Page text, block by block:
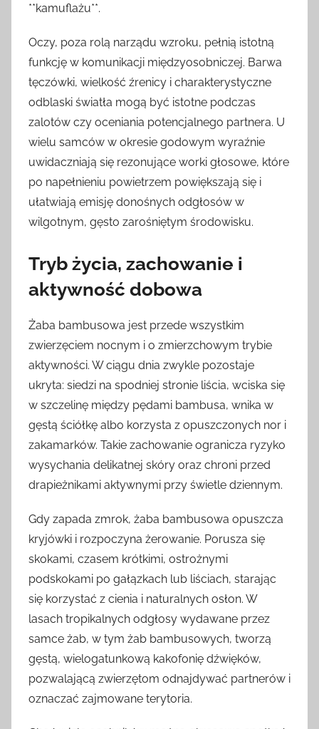
**kamuflażu**.
Oczy, poza rolą narządu wzroku, pełnią istotną
funkcję w komunikacji międzyosobniczej. Barwa
tęczówki, wielkość źrenicy i charakterystyczne
odblaski światła mogą być istotne podczas
zalotów czy oceniania potencjalnego partnera. U
wielu samców w okresie godowym wyraźnie
uwidaczniają się rezonujące worki głosowe, które
po napełnieniu powietrzem powiększają się i
ułatwiają emisję donośnych odgłosów w
wilgotnym, gęsto zarośniętym środowisku.
Tryb życia, zachowanie i
aktywność dobowa
Żaba bambusowa jest przede wszystkim
zwierzęciem nocnym i o zmierzchowym trybie
aktywności. W ciągu dnia zwykle pozostaje
ukryta: siedzi na spodniej stronie liścia, wciska się
w szczelinę między pędami bambusa, wnika w
gęstą ściółkę albo korzysta z opuszczonych nor i
zakamarków. Takie zachowanie ogranicza ryzyko
wysychania delikatnej skóry oraz chroni przed
drapieżnikami aktywnymi przy świetle dziennym.
Gdy zapada zmrok, żaba bambusowa opuszcza
kryjówki i rozpoczyna żerowanie. Porusza się
skokami, czasem krótkimi, ostrożnymi
podskokami po gałązkach lub liściach, starając
się korzystać z cienia i naturalnych osłon. W
lasach tropikalnych odgłosy wydawane przez
samce żab, w tym żab bambusowych, tworzą
gęstą, wielogatunkową kakofonię dźwięków,
pozwalającą zwierzętom odnajdywać partnerów i
oznaczać zajmowane terytoria.